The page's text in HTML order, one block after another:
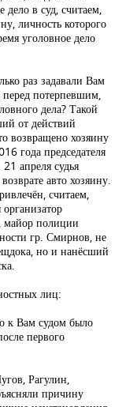
дело в суд, считаем,
личность которого
уголовное дело
раз задавали Вам
перед потерпевшим,
дела? Такой
от действий
возвращено хозяину
года председателя
апреля судья
авто хозяину.
считаем,
майор полиции
гр. Смирнов, не
но и нанёсший
лиц:
к Вам судом было
первого
Рагулин,
причину